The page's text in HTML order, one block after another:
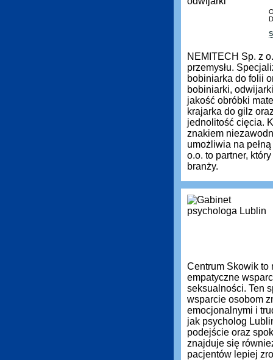
NEMITECH Sp. z
przemysłu.
bobiniarka do folii
bobiniarki,
jakość obróbki
krajarka do gilz
jednolitość cięcia.
znakiem
umożliwia na
o.o. to partner,
branży.
Centrum Skowik to
empatyczne
seksualności. Ten
wsparcie osobom
emocjonalnymi i
jak psycholog
podejście oraz
znajduje się
pacjentów lepiej